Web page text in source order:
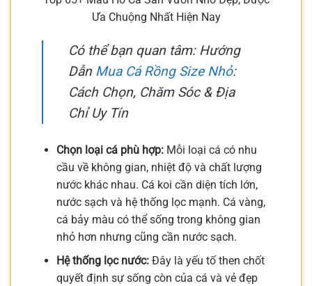
Ưa Chuộng Nhất Hiện Nay
Có thể bạn quan tâm: Hướng
Dẫn Mua Cá Rồng Size Nhỏ:
Cách Chọn, Chăm Sóc & Địa
Chỉ Uy Tín
Chọn loại cá phù hợp:Mỗi loại cá có nhu
cầu về không gian, nhiệt độ và chất lượng
nước khác nhau. Cá koi cần diện tích lớn,
nước sạch và hệ thống lọc mạnh. Cá vàng,
cá bảy màu có thể sống trong không gian
nhỏ hơn nhưng cũng cần nước sạch.
Hệ thống lọc nước:Đây là yếu tố then chốt
quyết định sự sống còn của cá và vẻ đẹp